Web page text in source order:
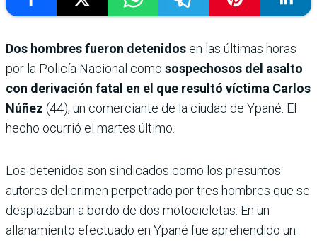
Dos hombres fueron detenidos en las últimas horas
por la Policía Nacional como sospechosos del asalto
con derivación fatal en el que resultó víctima Carlos
Núñez (44), un comerciante de la ciudad de Ypané. El
hecho ocurrió el martes último.
Los detenidos son sindicados como los presuntos
autores del crimen perpetrado por tres hombres que se
desplazaban a bordo de dos motocicletas. En un
allanamiento efectuado en Ypané fue aprehendido un